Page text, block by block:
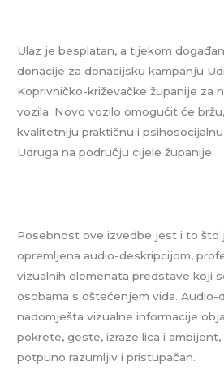
Ulaz je besplatan, a tijekom
donacije za donacijsku kampanju
Koprivničko-križevačke županije za
vozila. Novo vozilo omogućit će
kvalitetniju praktičnu i
Udruga na području cijele županije.
Posebnost ove izvedbe jest i to što
opremljena audio-deskripcijom,
vizualnih elemenata predstave koji
osobama s oštećenjem vida. Audio-
nadomješta vizualne informacije
pokrete, geste, izraze lica i ambijent,
potpuno razumljiv i pristupačan.